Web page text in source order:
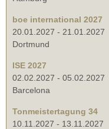
boe international 2027
20.01.2027 - 21.01.2027
Dortmund
ISE 2027
02.02.2027 - 05.02.2027
Barcelona
Tonmeistertagung 34
10.11.2027 - 13.11.2027